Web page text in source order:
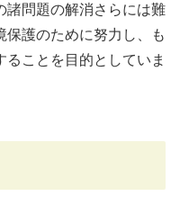
諸問題の解消さらには難
保護のために努力し、も
ことを目的としていま